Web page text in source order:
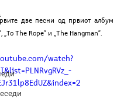
две песни од првиот албум
„To The Rope” и „The Hangman”.
watch?